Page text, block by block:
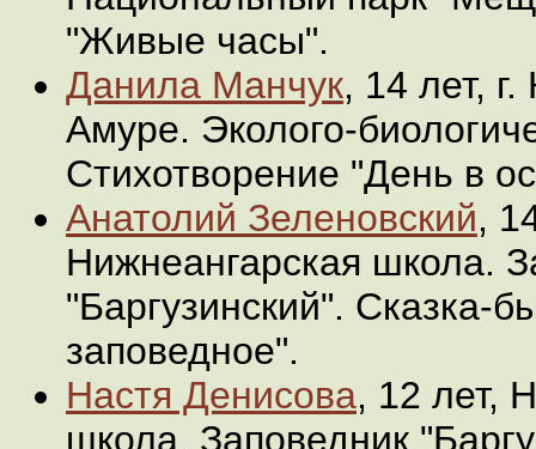
"Живые часы".
Данила Манчук, 14 лет,
Амуре. Эколого-
Стихотворение "День в
Анатолий Зеленовский,
Нижнеангарская школа.
"Баргузинский". Сказка-
заповедное".
Настя Денисова, 12 лет,
школа. Заповедник